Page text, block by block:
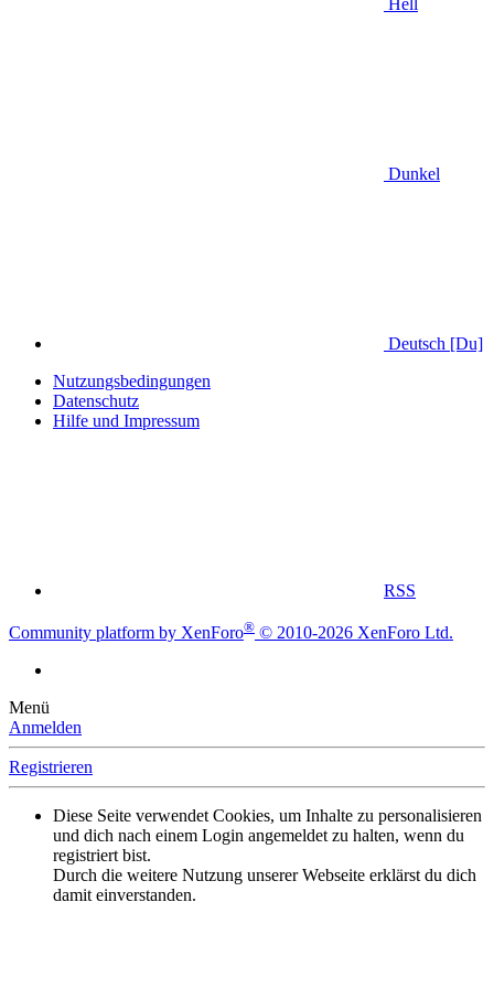
Dunkel
Deutsch [Du]
Nutzungsbedingungen
Datenschutz
Hilfe und Impressum
RSS
Community platform by XenForo® © 2010-2026 XenForo Ltd.
Menü
Anmelden
Registrieren
Diese Seite verwendet Cookies, um Inhalte zu personalisieren
und dich nach einem Login angemeldet zu halten, wenn du
registriert bist.
Durch die weitere Nutzung unserer Webseite erklärst du dich
damit einverstanden.